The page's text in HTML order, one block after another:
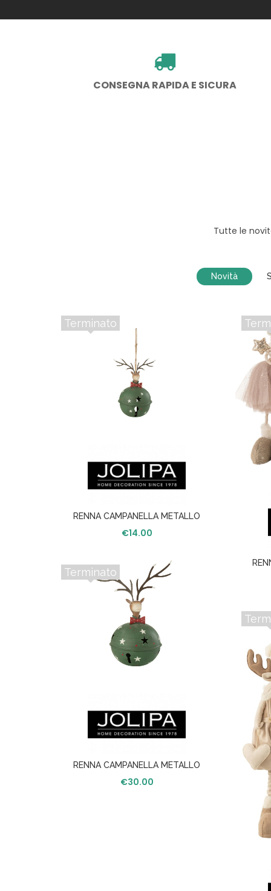
CONSEGNA RAPIDA E SICURA
Tutte le
Novità
Terminato
RENNA CAMPANELLA METALLO
VERDE/ROSSO
€14.00
Terminato
RENNA CAMPANELLA METALLO
VERDE/ROSSO L
€30.00